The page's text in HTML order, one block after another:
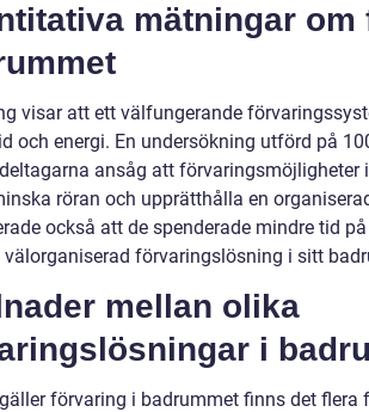
mätningar om
visar att ett välfungerande
och energi. En undersökning utförd på
ansåg att förvaringsmöjligheter
röran och upprätthålla en
också att de spenderade mindre tid
välorganiserad förvaringslösning i sitt
mellan olika
i
förvaring i badrummet finns det flera